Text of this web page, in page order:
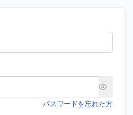
パスワードを忘れた方